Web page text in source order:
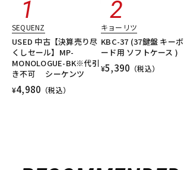
SEQUENZ
USED 中古【決算売り尽
くしセール】MP-
MONOLOGUE-BK※代引
き不可 シーケンツ
¥4,980 （税込）
キョーリツ
KBC-37 (37鍵盤 キーボ
ード用 ソフトケース )
¥5,390 （税込）